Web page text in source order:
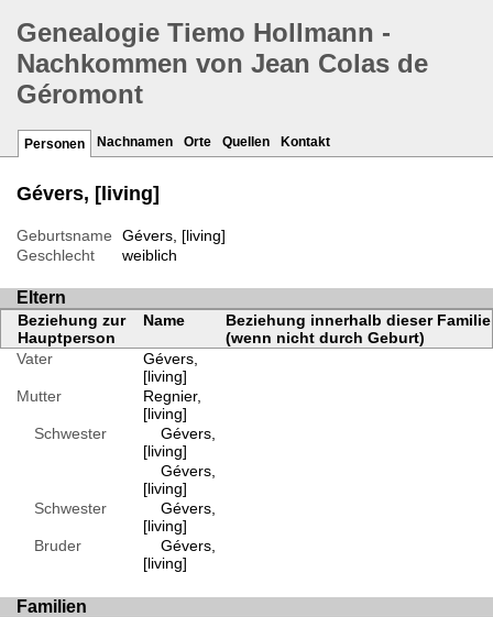
Genealogie Tiemo Hollmann -
Nachkommen von Jean Colas de
Géromont
Personen Nachnamen Orte Quellen Kontakt
Gévers, [living]
Geburtsname
Gévers, [living]
Geschlecht
weiblich
Eltern
Beziehung zur
Hauptperson
Name
Beziehung innerhalb dieser Familie
(wenn nicht durch Geburt)
Vater
Gévers,
[living]
Mutter
Regnier,
[living]
Schwester
Gévers,
[living]
Gévers,
[living]
Schwester
Gévers,
[living]
Bruder
Gévers,
[living]
Familien